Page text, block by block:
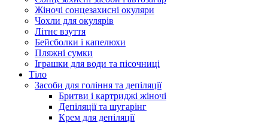
Жіночі сонцезахисні окуляри
Чохли для окулярів
Літнє взуття
Бейсболки і капелюхи
Пляжні сумки
Іграшки для води та пісочниці
Тіло
Засоби для гоління та депіляції
Бритви і картриджі жіночі
Депіляції та шугарінг
Крем для депіляції